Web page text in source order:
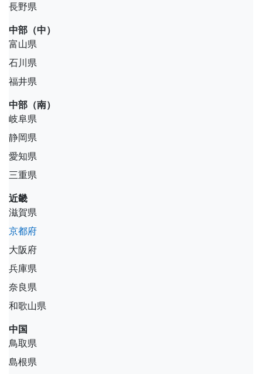
長野県
中部（中）
富山県
石川県
福井県
中部（南）
岐阜県
静岡県
愛知県
三重県
近畿
滋賀県
京都府
大阪府
兵庫県
奈良県
和歌山県
中国
鳥取県
島根県